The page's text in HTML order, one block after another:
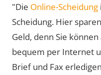
"Die Online-Scheidung
Scheidung. Hier
Geld, denn Sie
bequem per Internet
Brief und Fax